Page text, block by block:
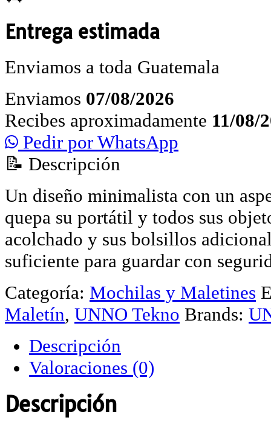
Entrega estimada
Enviamos a toda Guatemala
Enviamos 07/08/2026
Recibes aproximadamente 11/08/
Pedir por WhatsApp
📝 Descripción
Un diseño minimalista con un
quepa su portátil y todos sus
acolchado y sus bolsillos
suficiente para guardar con
Categoría: Mochilas y Maletines
Maletín, UNNO Tekno Brands:
Descripción
Valoraciones (0)
Descripción